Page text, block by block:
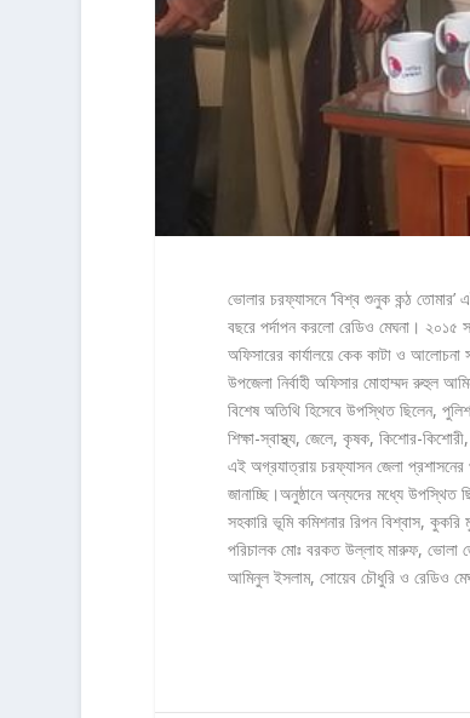
ভোলার চরফ্যাসনে ‘বিশ্ব শুনুক কন্ঠ
বছরে পর্দাপন করলো রেডিও মেঘনা। ২০১৫
অফিসারের কার্যালয়ে কেক কাটা ও আলোচনা
উপজেলা নির্বাহী অফিসার মোহাম্মদ রুহুল
বিশেষ অতিথি হিসেবে উপস্থিত ছিলেন,
শিক্ষা-স্বাস্থ্য, জেলে, কৃষক, কিশোর-
এই অগ্রযাত্রায় চরফ্যাসন জেলা
জানাচ্ছি।অনুষ্ঠানে অন্যদের মধ্যে উপস্থিত
সহকারি ভূমি কমিশনার রিপন বিশ্বাস,
পরিচালক মোঃ বরকত উল্লাহ মারুফ, ভোলা
আমিনুল ইসলাম, সোয়েব চৌধুরি ও রেডিও